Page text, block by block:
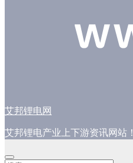
艾邦锂电网
艾邦锂电产业上下游资讯网站！